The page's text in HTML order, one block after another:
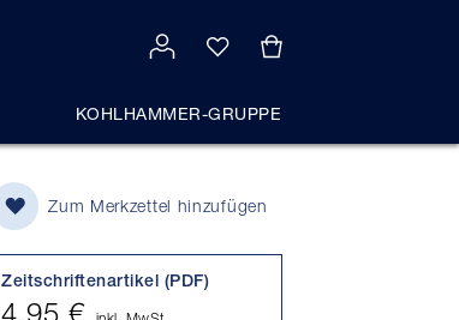
KOHLHAMMER-GRUPPE
Zum Merkzettel hinzufügen
Zeitschriftenartikel (PDF)
4,95 €